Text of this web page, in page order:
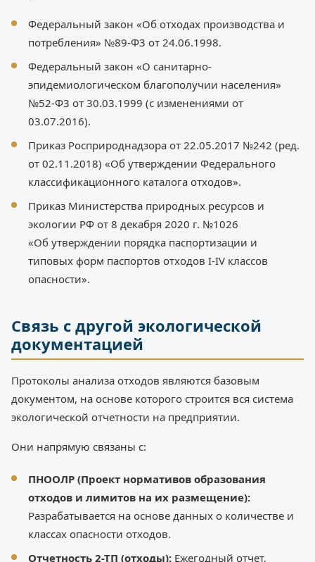
Федеральный закон «Об отходах производства и
потребления» №89-Ф3 от 24.06.1998.
Федеральный закон «О санитарно-
эпидемиологическом благополучии населения»
№52-Ф3 от 30.03.1999 (с изменениями от
03.07.2016).
Приказ Росприроднадзора от 22.05.2017 №242 (ред.
от 02.11.2018) «Об утверждении Федерального
классификационного каталога отходов».
Приказ Министерства природных ресурсов и
экологии РФ от 8 декабря 2020 г. №1026
«Об утверждении порядка паспортизации и
типовых форм паспортов отходов I-IV классов
опасности».
Связь с другой экологической
документацией
Протоколы анализа отходов являются базовым
документом, на основе которого строится вся система
экологической отчетности на предприятии.
Они напрямую связаны с:
ПНООЛР (Проект нормативов образования
отходов и лимитов на их размещение):
Разрабатывается на основе данных о количестве и
классах опасности отходов.
Отчетность 2-ТП (отходы): Ежегодный отчет,